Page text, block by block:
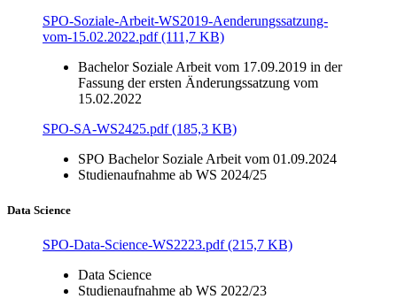
SPO-Soziale-Arbeit-WS2019-Aenderungssatzung-
vom-15.02.2022.pdf (111,7 KB)
Bachelor Soziale Arbeit vom 17.09.2019 in der
Fassung der ersten Änderungssatzung vom
15.02.2022
SPO-SA-WS2425.pdf (185,3 KB)
SPO Bachelor Soziale Arbeit vom 01.09.2024
Studienaufnahme ab WS 2024/25
Data Science
SPO-Data-Science-WS2223.pdf (215,7 KB)
Data Science
Studienaufnahme ab WS 2022/23